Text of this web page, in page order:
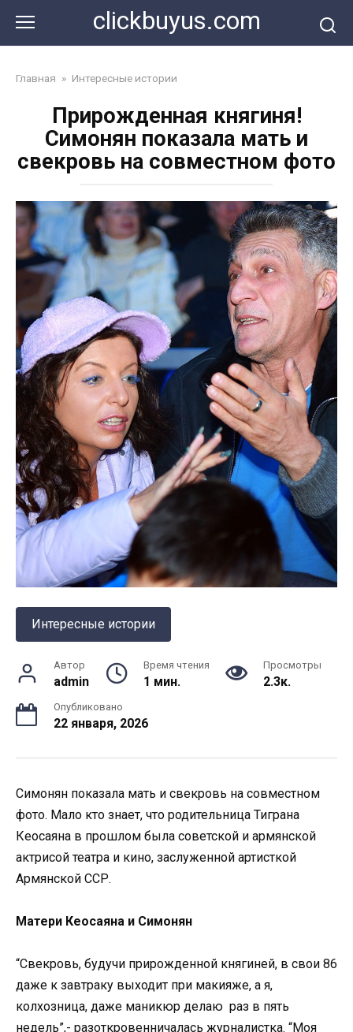
контенту
clickbuyus.com
Главная » Интересные истории
Прирожденная княгиня!
Симонян показала мать и
свекровь на совместном фото
Интересные истории
Автор
admin
Время чтения
1 мин.
Просмотры
2.3к.
Опубликовано
22 января, 2026
Симонян показала мать и свекровь на совместном
фото. Мало кто знает, что родительница Тиграна
Кеосаяна в прошлом была советской и армянской
актрисой театра и кино, заслуженной артисткой
Армянской ССР.
Матери Кеосаяна и Симонян
“Свекровь, будучи прирожденной княгиней, в свои 86
даже к завтраку выходит при макияже, а я,
колхозница, даже маникюр делаю раз в пять
недель”,- разоткровенничалась журналистка. “Моя